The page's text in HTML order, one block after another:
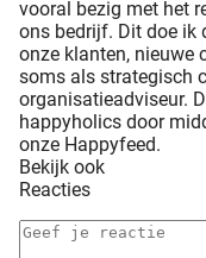
vooral bezig met het
ons bedrijf. Dit doe ik
onze klanten, nieuwe
soms als strategisch
organisatieadviseur.
happyholics door
onze Happyfeed.
Bekijk ook
Reacties